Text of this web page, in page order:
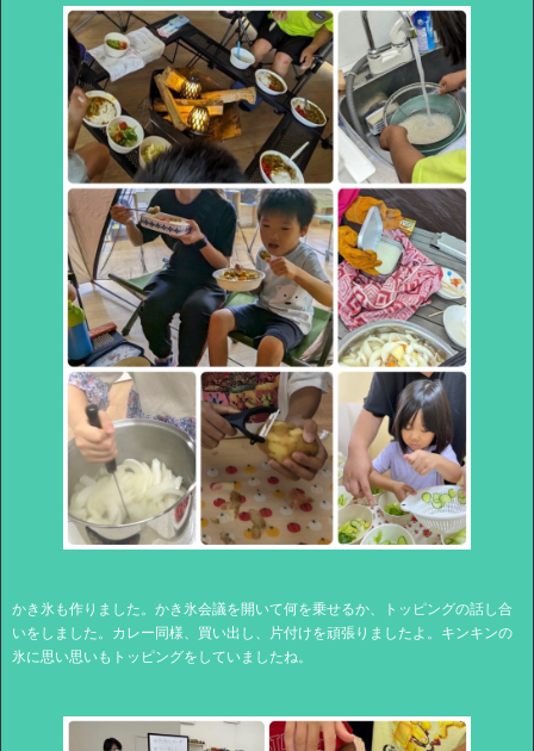
かき氷も作りました。かき氷会議を開いて何を乗せるか、トッピングの話し合
いをしました。カレー同様、買い出し、片付けを頑張りましたよ。キンキンの
氷に思い思いもトッピングをしていましたね。